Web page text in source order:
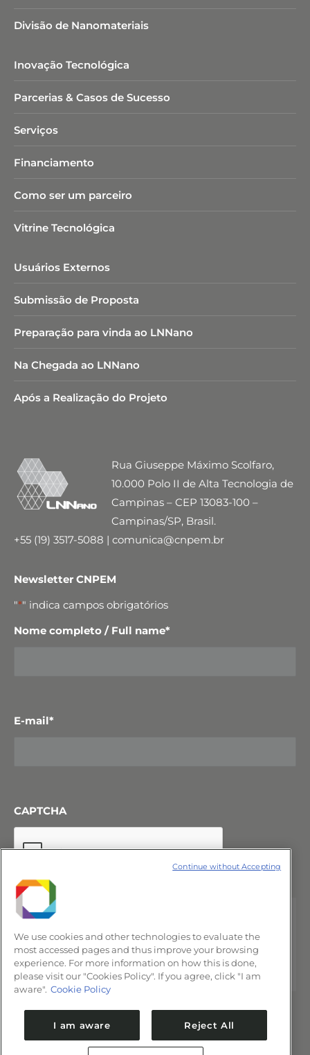
Divisão de Nanomateriais
Inovação Tecnológica
Parcerias & Casos de Sucesso
Serviços
Financiamento
Como ser um parceiro
Vitrine Tecnológica
Usuários Externos
Submissão de Proposta
Preparação para vinda ao LNNano
Na Chegada ao LNNano
Após a Realização do Projeto
Rua Giuseppe Máximo Scolfaro,
10.000 Polo II de Alta Tecnologia de
Campinas – CEP 13083-100 –
Campinas/SP, Brasil.
+55 (19) 3517-5088 | comunica@cnpem.br
Newsletter CNPEM
"*" indica campos obrigatórios
Nome completo / Full name*
E-mail*
CAPTCHA
We use cookies and other technologies to evaluate the
most accessed pages and thus improve your browsing
experience. For more information on how this is done,
please visit our "Cookies Policy". If you agree, click "I am
aware". Cookie Policy
I am aware Reject All
Continue without Accepting